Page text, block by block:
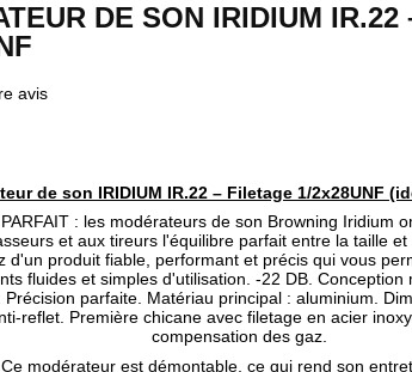
DE SON IRIDIUM IR.22
avis
de son IRIDIUM IR.22 – Filetage 1/2x28UNF
: les modérateurs de son Browning Iridium
et aux tireurs l'équilibre parfait entre la taille
d'un produit fiable, performant et précis qui vous
fluides et simples d'utilisation. -22 DB. Conception
Précision parfaite. Matériau principal : aluminium.
reflet. Première chicane avec filetage en acier
compensation des gaz.
Ce modérateur est démontable, ce qui rend son